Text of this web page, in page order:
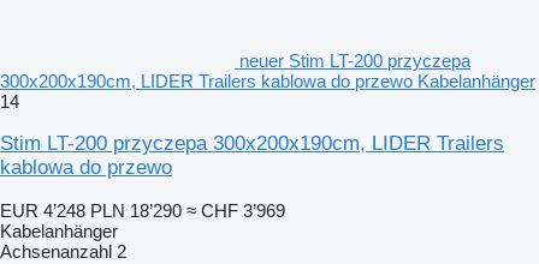
neuer Stim LT-200 przyczepa
300x200x190cm, LIDER Trailers kablowa do przewo Kabelanhänger
14
Stim LT-200 przyczepa 300x200x190cm, LIDER Trailers
kablowa do przewo
EUR 4’248 PLN 18’290 ≈ CHF 3’969
Kabelanhänger
Achsenanzahl 2